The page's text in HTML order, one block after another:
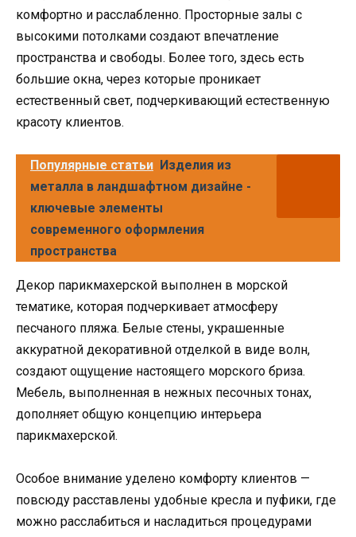
комфортно и расслабленно. Просторные залы с
высокими потолками создают впечатление
пространства и свободы. Более того, здесь есть
большие окна, через которые проникает
естественный свет, подчеркивающий естественную
красоту клиентов.
Популярные статьи Изделия из
металла в ландшафтном дизайне -
ключевые элементы
современного оформления
пространства
Декор парикмахерской выполнен в морской
тематике, которая подчеркивает атмосферу
песчаного пляжа. Белые стены, украшенные
аккуратной декоративной отделкой в виде волн,
создают ощущение настоящего морского бриза.
Мебель, выполненная в нежных песочных тонах,
дополняет общую концепцию интерьера
парикмахерской.
Особое внимание уделено комфорту клиентов —
повсюду расставлены удобные кресла и пуфики, где
можно расслабиться и насладиться процедурами